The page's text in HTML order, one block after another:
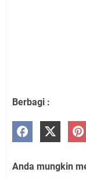
Berbagi :
Anda mungkin